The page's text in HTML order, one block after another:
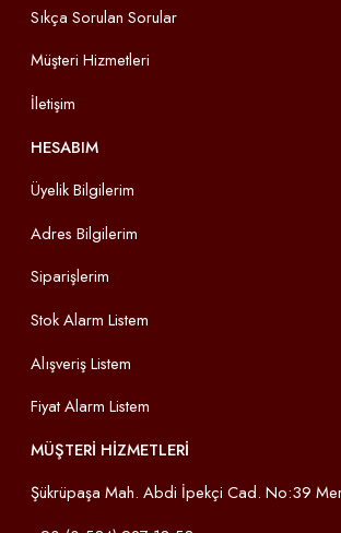
Sıkça Sorulan Sorular
Müşteri Hizmetleri
İletişim
HESABIM
Üyelik Bilgilerim
Adres Bilgilerim
Siparişlerim
Stok Alarm Listem
Alışveriş Listem
Fiyat Alarm Listem
MÜŞTERİ HİZMETLERİ
Şükrüpaşa Mah. Abdi İpekçi Cad. No:39